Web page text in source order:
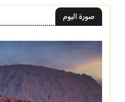
صورة اليوم